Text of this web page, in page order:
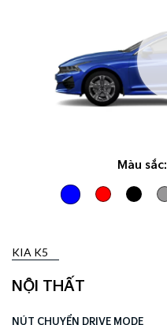
Màu sắc:
KIA K5
NỘI THẤT
NÚT CHUYỂN DRIVE MODE